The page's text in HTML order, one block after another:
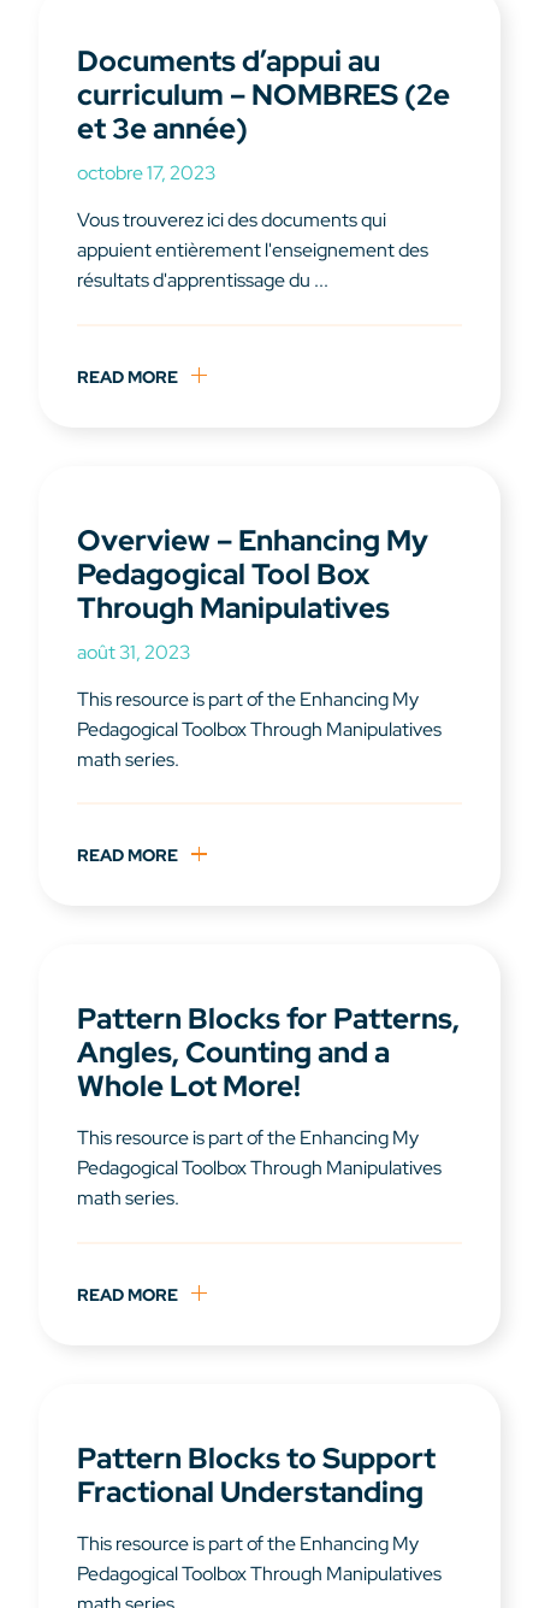
Documents d’appui au
curriculum – NOMBRES (2e
et 3e année)
octobre 17, 2023
Vous trouverez ici des documents qui
appuient entièrement l'enseignement des
résultats d'apprentissage du ...
READ MORE
Overview – Enhancing My
Pedagogical Tool Box
Through Manipulatives
août 31, 2023
This resource is part of the Enhancing My
Pedagogical Toolbox Through Manipulatives
math series.
READ MORE
Pattern Blocks for Patterns,
Angles, Counting and a
Whole Lot More!
This resource is part of the Enhancing My
Pedagogical Toolbox Through Manipulatives
math series.
READ MORE
Pattern Blocks to Support
Fractional Understanding
This resource is part of the Enhancing My
Pedagogical Toolbox Through Manipulatives